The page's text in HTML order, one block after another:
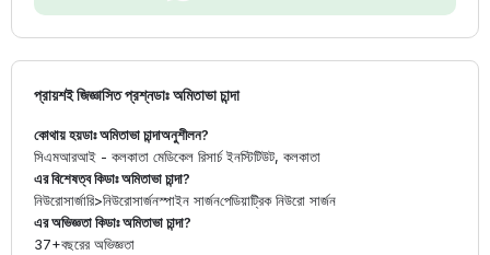
প্রায়শই জিজ্ঞাসিত প্রশ্নডাঃ অমিতাভা চান্দা
কোথায় হয়ডাঃ অমিতাভা চান্দাঅনুশীলন?
সিএমআরআই - কলকাতা মেডিকেল রিসার্চ ইনস্টিটিউট, কলকাতা
এর বিশেষত্ব কিডাঃ অমিতাভা চান্দা?
নিউরোসার্জারি>নিউরোসার্জনস্পাইন সার্জনপেডিয়াট্রিক নিউরো সার্জন
এর অভিজ্ঞতা কিডাঃ অমিতাভা চান্দা?
37+বছরের অভিজ্ঞতা